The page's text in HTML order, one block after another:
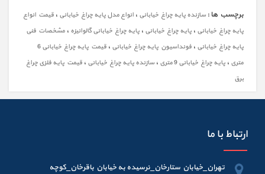
برچسب ها : سازنده پایه چراغ خیابانی ، انواع مدل پایه چراغ خیابانی ، قیمت انواع
پایه چراغ خیابانی ، پایه چراغ خیابانی ، پایه چراغ خیابانی گالوانیزه ، مشخصات فنی
پایه چراغ خیابانی ، فونداسیون پایه چراغ خیابانی ،
قیمت پایه چراغ خیابانی 6
متری ، پایه چراغ خیابانی 9 متری ، سازنده پایه چراغ خیابانی ، قیمت پایه فلزی چراغ
برق
ارتباط با ما
تهران_خیابان ستارخان_نرسیده به خیابان باقرخان_کوچه